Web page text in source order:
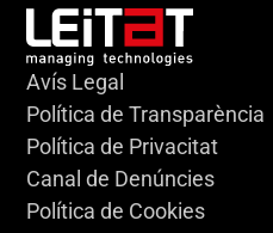
Avís Legal
Política de Transparència
Política de Privacitat
Canal de Denúncies
Política de Cookies